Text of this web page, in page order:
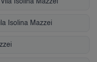
Isolina Mazzei
Isolina Mazzei